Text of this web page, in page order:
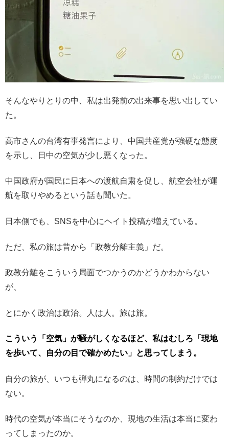
そんなやりとりの中、私は出発前の出来事を思い出してい
た。
高市さんの台湾有事発言により、中国共産党が強硬な態度
を示し、日中の空気が少し悪くなった。
中国政府が国民に日本への渡航自粛を促し、航空会社が運
航を取りやめるという話も聞いた。
日本側でも、SNSを中心にヘイト投稿が増えている。
ただ、私の旅は昔から「政教分離主義」だ。
政教分離をこういう局面でつかうのかどうかわからない
が、
とにかく政治は政治。人は人。旅は旅。
こういう「空気」が騒がしくなるほど、私はむしろ「現地
を歩いて、自分の目で確かめたい」と思ってしまう。
自分の旅が、いつも弾丸になるのは、時間の制約だけでは
ない。
時代の空気が本当にそうなのか、現地の生活は本当に変わ
ってしまったのか。